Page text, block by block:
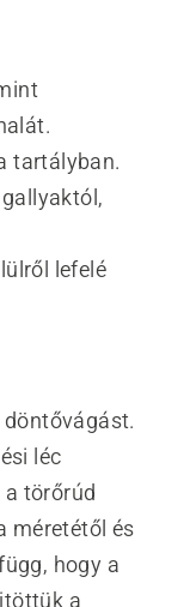
tartályban.
lefelé
léc
a törőrúd
méretétől és
hogy a
a